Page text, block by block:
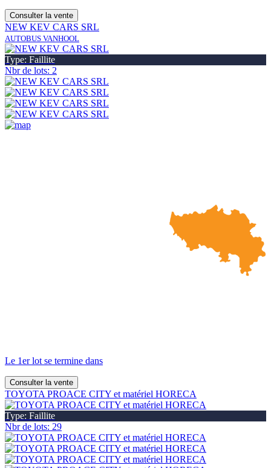
Consulter la vente
NEW KEV CARS SRL
AUTOBUS VANHOOL
Type: Faillite
Nbr de lots: 2
Le 1er lot se termine dans
Consulter la vente
TOYOTA PROACE CITY et matériel HORECA
Type: Faillite
Nbr de lots: 29